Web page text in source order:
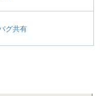
グ共有